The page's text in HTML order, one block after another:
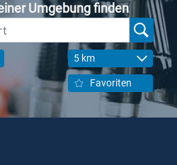
Umgebung finden
5 km
Favoriten